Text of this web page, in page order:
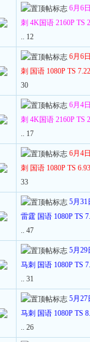
6月6
刺 4K国语 2160P TS
12
6月6
刺 国语 1080P TS
30
6月4
刺 4K国语 2160P TS
17
6月4
刺 国语 1080P TS
33
5月31
雷霆 国语 1080P TS
47
5月29
马刺 国语 1080P TS
31
5月27
马刺 国语 1080P TS
26